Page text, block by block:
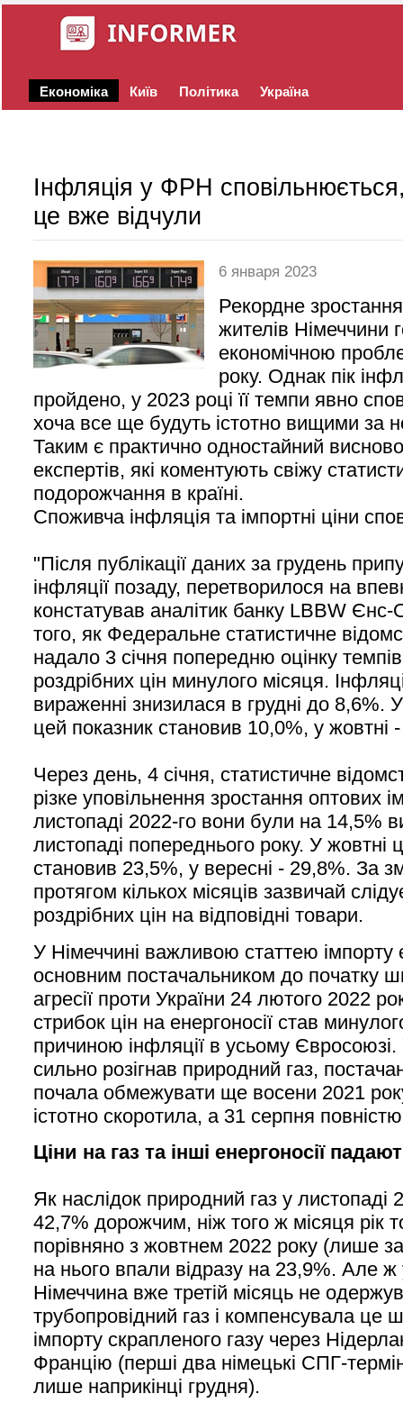
Економіка Київ Політика Україна
Інфляція у ФРН
це вже відчули
6 января 2023
Рекордне
жителів Німеччини
економічною
року. Однак пік
пройдено, у 2023 році її темпи явно
хоча все ще будуть істотно вищими за
Таким є практично одностайний
експертів, які коментують свіжу
подорожчання в країні.
Споживча інфляція та імпортні ціни
"Після публікації даних за грудень
інфляції позаду, перетворилося на
констатував аналітик банку LBBW
того, як Федеральне статистичне
надало 3 січня попередню оцінку
роздрібних цін минулого місяця.
вираженні знизилася в грудні до 8,6%.
цей показник становив 10,0%, у жовтні
Через день, 4 січня, статистичне
різке уповільнення зростання оптових
листопаді 2022-го вони були на 14,5%
листопаді попереднього року. У жовтні
становив 23,5%, у вересні - 29,8%. За
протягом кількох місяців зазвичай
роздрібних цін на відповідні товари.
У Німеччині важливою статтею імпорту є
основним постачальником до початку
агресії проти України 24 лютого 2022
стрибок цін на енергоносії став
причиною інфляції в усьому
сильно розігнав природний газ,
почала обмежувати ще восени 2021
істотно скоротила, а 31 серпня
Ціни на газ та інші енергоносії
Як наслідок природний газ у листопаді
42,7% дорожчим, ніж того ж місяця рік
порівняно з жовтнем 2022 року (лише за
на нього впали відразу на 23,9%. Але ж
Німеччина вже третій місяць не
трубопровідний газ і компенсувала це
імпорту скрапленого газу через
Францію (перші два німецькі СПГ-
лише наприкінці грудня).